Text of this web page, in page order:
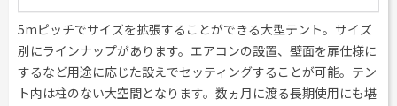
5mピッチでサイズを拡張することができる大型テント。サイズ
別にラインナップがあります。エアコンの設置、壁面を扉仕様に
するなど用途に応じた設えでセッティングすることが可能。テン
ト内は柱のない大空間となります。数ヵ月に渡る長期使用にも堪